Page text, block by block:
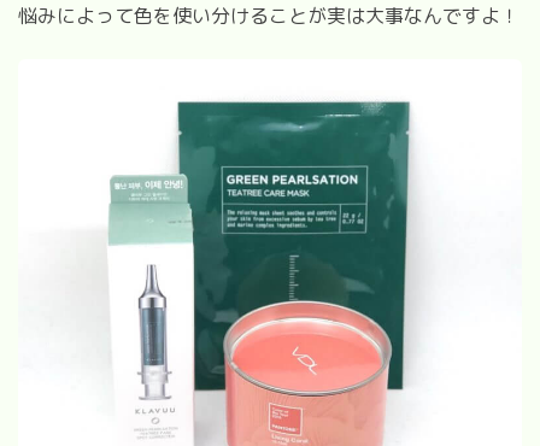
悩みによって色を使い分けることが実は大事なんですよ！